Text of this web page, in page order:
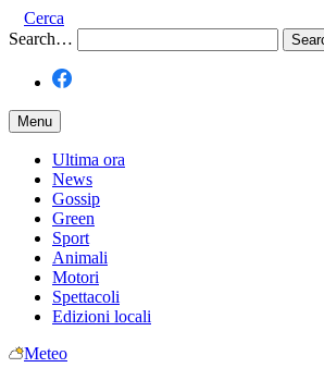
Cerca
Search…
Menu
Ultima ora
News
Gossip
Green
Sport
Animali
Motori
Spettacoli
Edizioni locali
Meteo